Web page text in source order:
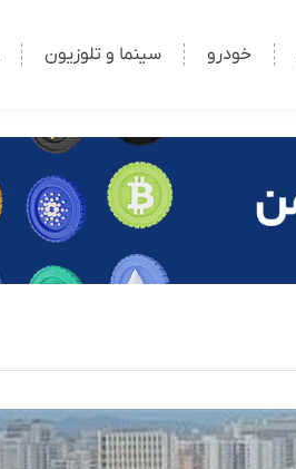
خودرو سینما و تلوزیون